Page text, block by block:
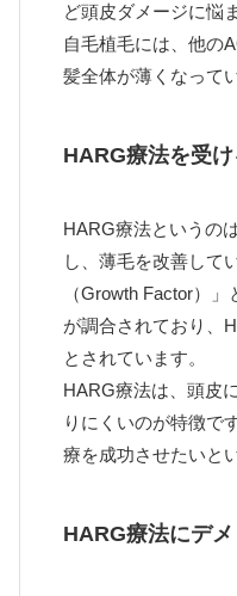
ど頭皮ダメージに悩
自毛植毛には、他の
髪全体が薄くなって
HARG療法を受
HARG療法というの
し、薄毛を改善して
（Growth Factor）
が調合されており、
とされています。
HARG療法は、頭皮
りにくいのが特徴で
療を成功させたいと
HARG療法にデ